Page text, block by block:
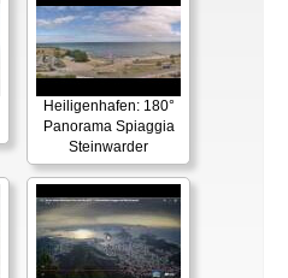
Heiligenhafen: 180°
Panorama Spiaggia
Steinwarder